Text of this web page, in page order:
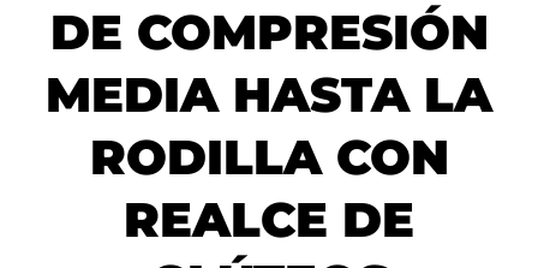
DE COMPRESIÓN
MEDIA HASTA LA
RODILLA CON
REALCE DE